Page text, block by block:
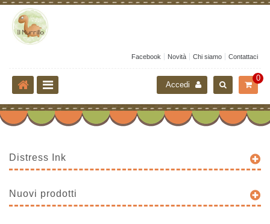
Facebook Novità Chi siamo Contattaci
0
Accedi
Distress Ink
Nuovi prodotti